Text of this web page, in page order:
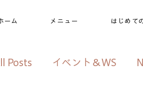
ーム メニュー はじめて
Posts イベント＆WS